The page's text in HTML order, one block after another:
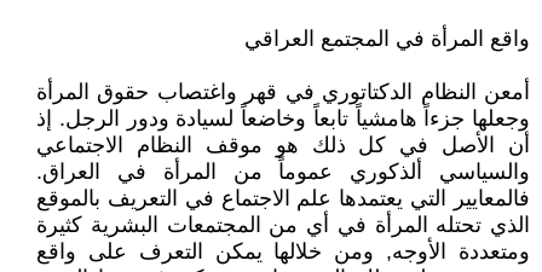
واقع المرأة في المجتمع العراقي
أمعن النظام الدكتاتوري في قهر واغتصاب حقوق المرأة
وجعلها جزءاً هامشياً تابعاً وخاضعاً لسيادة ودور الرجل. إذ
أن الأصل في كل ذلك هو موقف النظام الاجتماعي
والسياسي ألذكوري عموماً من المرأة في العراق.
فالمعايير التي يعتمدها علم الاجتماع في التعريف بالموقع
الذي تحتله المرأة في أي من المجتمعات البشرية كثيرة
ومتعددة الأوجه, ومن خلالها يمكن التعرف على واقع